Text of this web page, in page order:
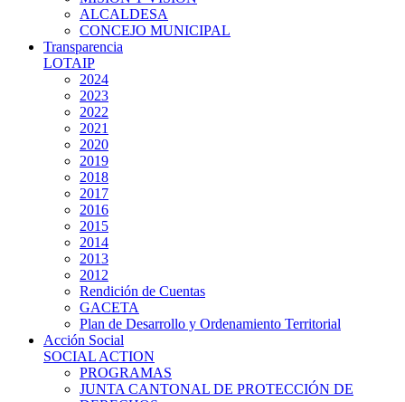
ALCALDESA
CONCEJO MUNICIPAL
Transparencia
LOTAIP
2024
2023
2022
2021
2020
2019
2018
2017
2016
2015
2014
2013
2012
Rendición de Cuentas
GACETA
Plan de Desarrollo y Ordenamiento Territorial
Acción Social
SOCIAL ACTION
PROGRAMAS
JUNTA CANTONAL DE PROTECCIÓN DE